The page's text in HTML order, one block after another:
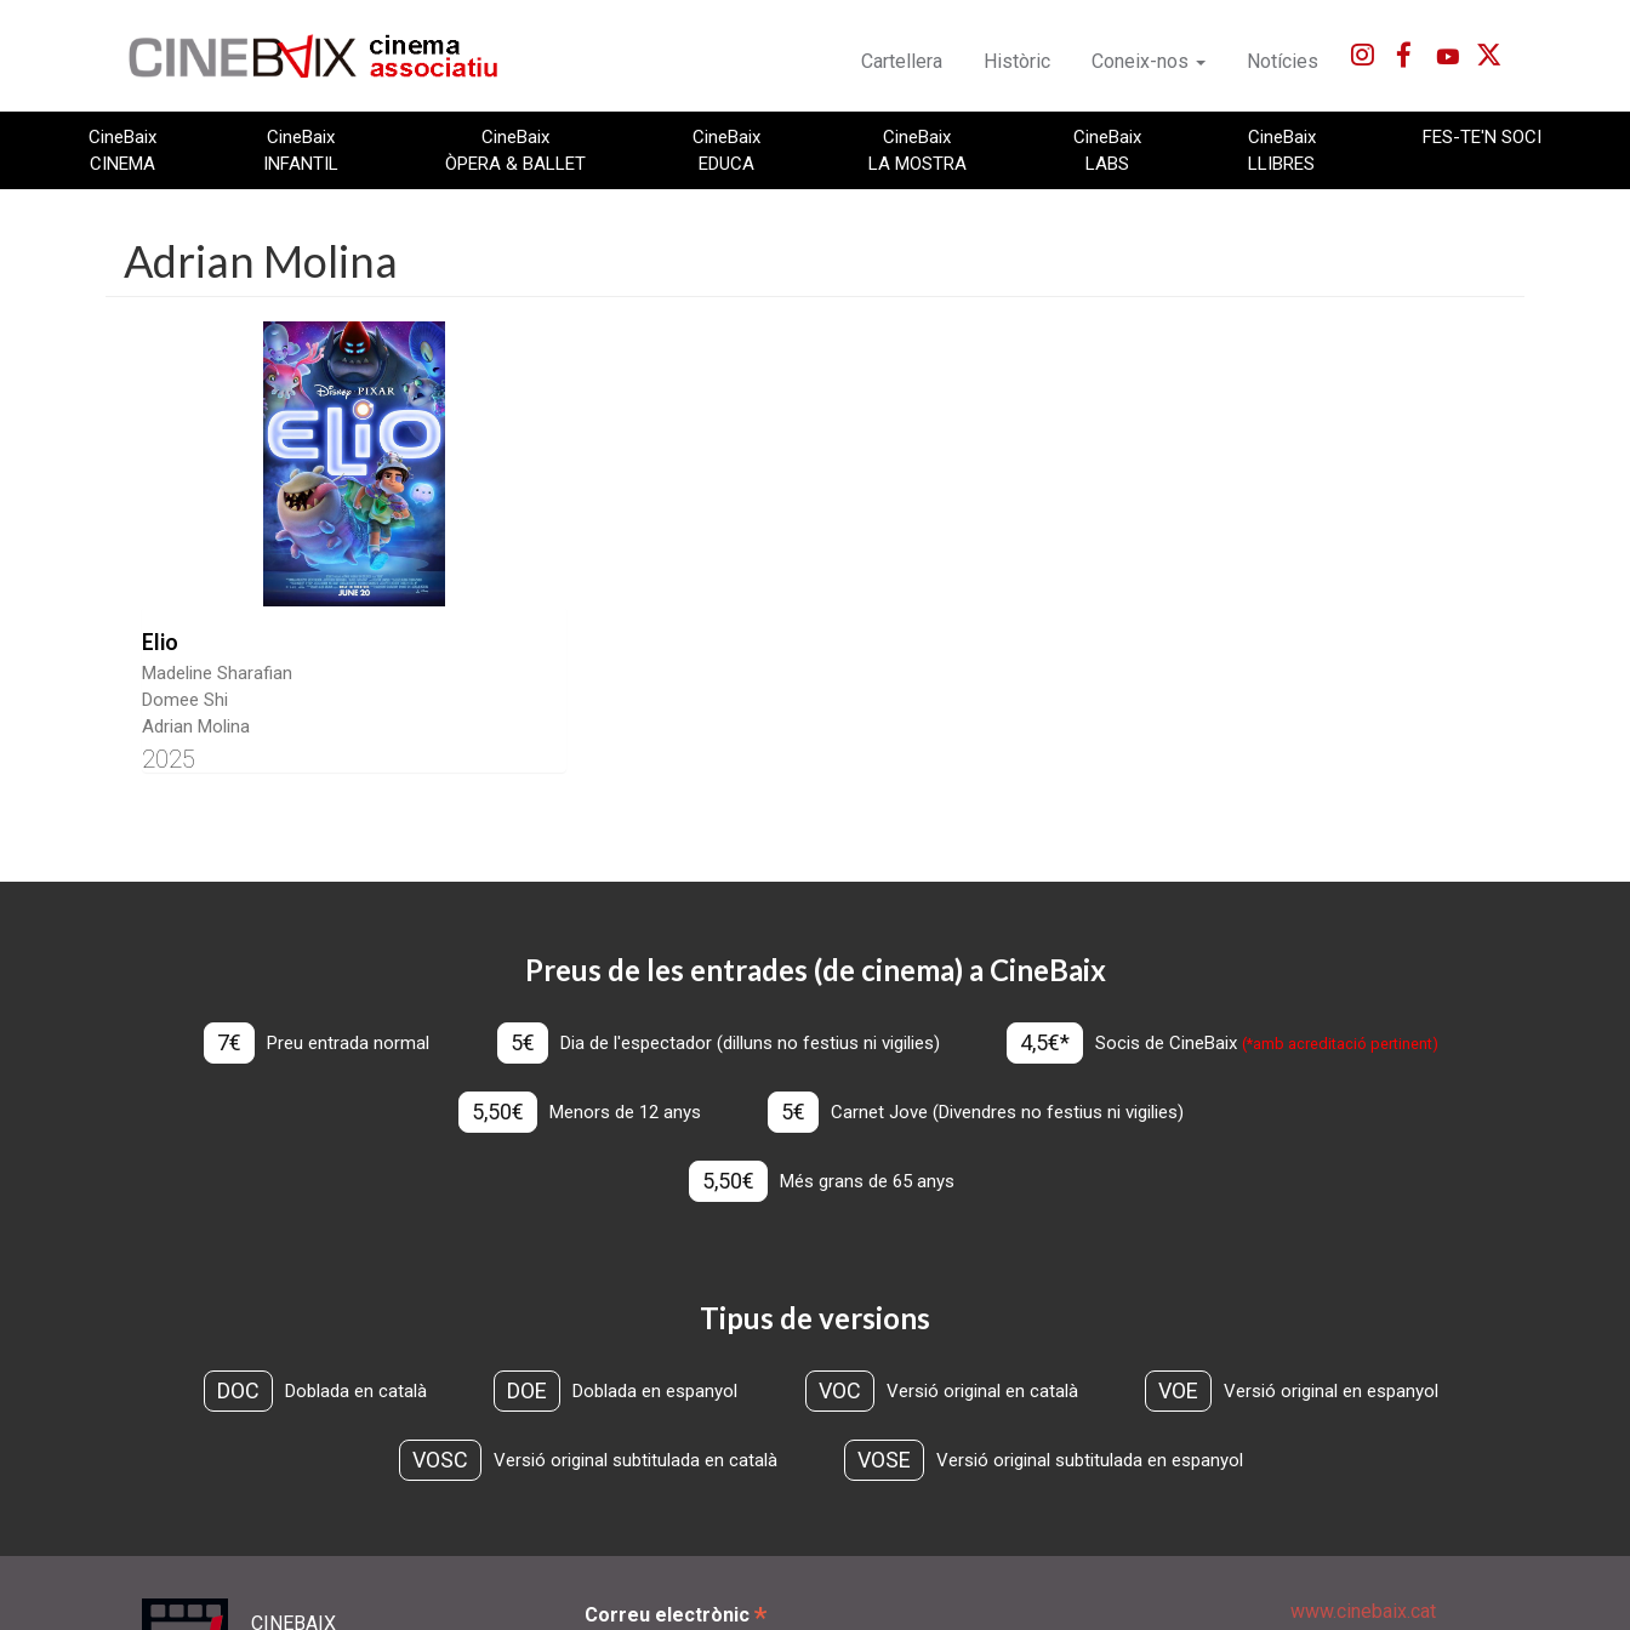
Cartellera Històric Coneix-nos Notícies
CineBaix
CINEMA
CineBaix
INFANTIL
CineBaix
ÒPERA & BALLET
CineBaix
EDUCA
CineBaix
LA MOSTRA
CineBaix
LABS
CineBaix
LLIBRES
FES-TE'N SOCI
Adrian Molina
Elio
Madeline Sharafian
Domee Shi
Adrian Molina
2025
Preus de les entrades (de cinema) a CineBaix
7€ Preu entrada normal 5€ Dia de l'espectador (dilluns no festius ni vigilies) 4,5€* Socis de CineBaix(*amb acreditació pertinent)
5,50€ Menors de 12 anys 5€ Carnet Jove (Divendres no festius ni vigilies)
5,50€ Més grans de 65 anys
Tipus de versions
DOC Doblada en català DOE Doblada en espanyol VOC Versió original en català VOE Versió original en espanyol
VOSC Versió original subtitulada en català VOSE Versió original subtitulada en espanyol
CINEBAIX Correu electrònic *
www.cinebaix.cat